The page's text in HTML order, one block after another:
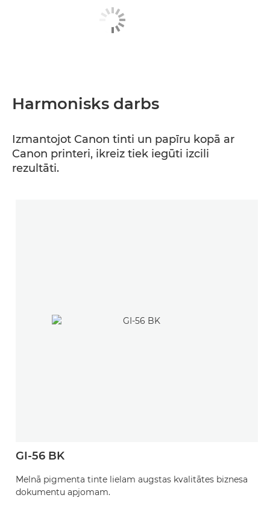
Harmonisks darbs
Izmantojot Canon tinti un papīru kopā ar
Canon printeri, ikreiz tiek iegūti izcili
rezultāti.
GI-56 BK
Melnā pigmenta tinte lielam augstas kvalitātes biznesa
dokumentu apjomam.